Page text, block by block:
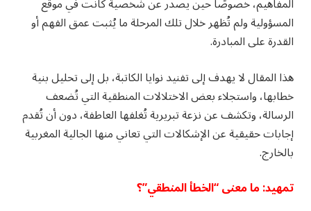
المسؤولية ولم تُظهر خلال تلك المرحلة ما يُثبت عمق الفهم أو
القدرة على المبادرة.
هذا المقال لا يهدف إلى تفنيد نوايا الكاتبة، بل إلى تحليل بنية
خطابها، واستجلاء بعض الاختلالات المنطقية التي تُضعف
الرسالة، وتكشف عن نزعة تبريرية تُغلفها العاطفة، دون أن تُقدم
إجابات حقيقية عن الإشكالات التي تعاني منها الجالية المغربية
بالخارج.
تمهيد: ما معنى “الخطأ المنطقي”؟